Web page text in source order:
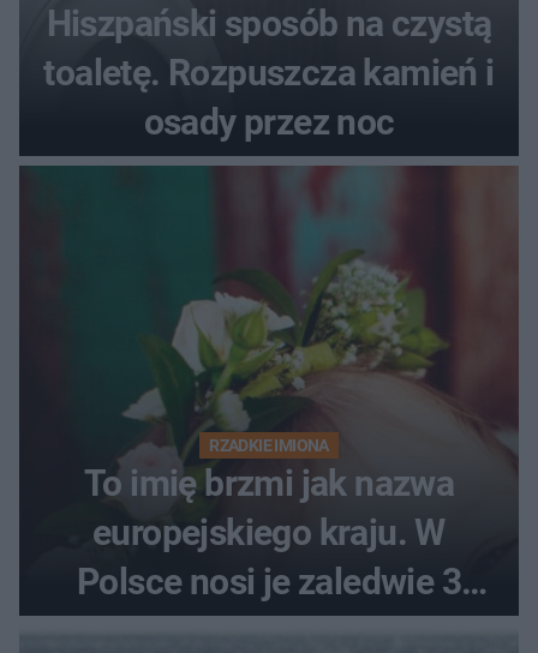
Hiszpański sposób na czystą
toaletę. Rozpuszcza kamień i
osady przez noc
RZADKIE IMIONA
To imię brzmi jak nazwa
europejskiego kraju. W
Polsce nosi je zaledwie 3
kobiety